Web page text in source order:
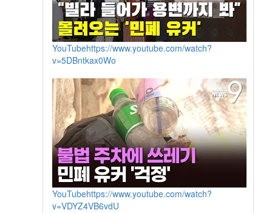
YouTubehttps://www.youtube.com/watch?
v=5DBntkax0Wo
YouTubehttps://www.youtube.com/watch?
v=VDYZ4VB6vdU